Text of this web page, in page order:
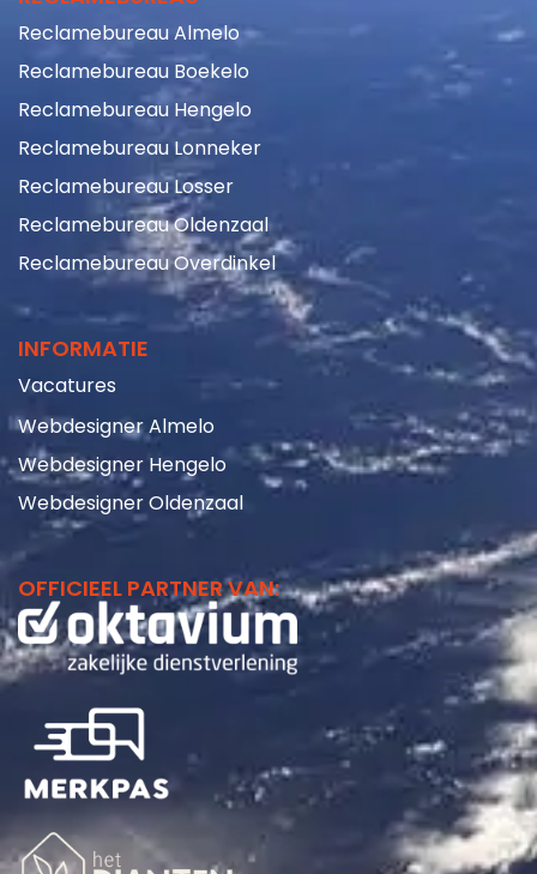
Reclamebureau Almelo
Reclamebureau Boekelo
Reclamebureau Hengelo
Reclamebureau Lonneker
Reclamebureau Losser
Reclamebureau Oldenzaal
Reclamebureau Overdinkel
INFORMATIE
Vacatures
Webdesigner Almelo
Webdesigner Hengelo
Webdesigner Oldenzaal
OFFICIEEL PARTNER VAN: